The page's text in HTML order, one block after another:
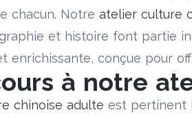
chacun. Notre atelier culture
et histoire font partie
conçue pour
à notre
chinoise adulte est pertinent